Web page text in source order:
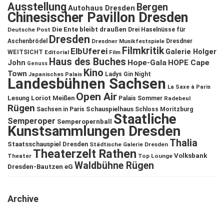
Ausstellung Autohaus Dresden Bergen
Chinesischer Pavillon Dresden
Deutsche Post Die Ente bleibt draußen Drei Haselnüsse für
Aschenbrödel
Dresden Dresdner Musikfestspiele Dresdner
WEITSICHT Editorial ElbUferei Film Filmkritik Galerie Holger
John Genuss Haus des Buches Hope-Gala HOPE Cape
Town Japanisches Palais Kino Ladys Gin Night
Landesbühnen Sachsen La Saxe à Paris
Lesung Loriot Meißen Open Air Palais Sommer Radebeul
Rügen Sachsen in Paris Schauspielhaus Schloss Moritzburg
Semperoper Semperopernball Staatliche
Kunstsammlungen Dresden
Staatsschauspiel Dresden Städtische Galerie Dresden Thalia
Theater Theaterzelt Rathen Top Lounge Volksbank
Dresden-Bautzen eG Waldbühne Rügen
Archive